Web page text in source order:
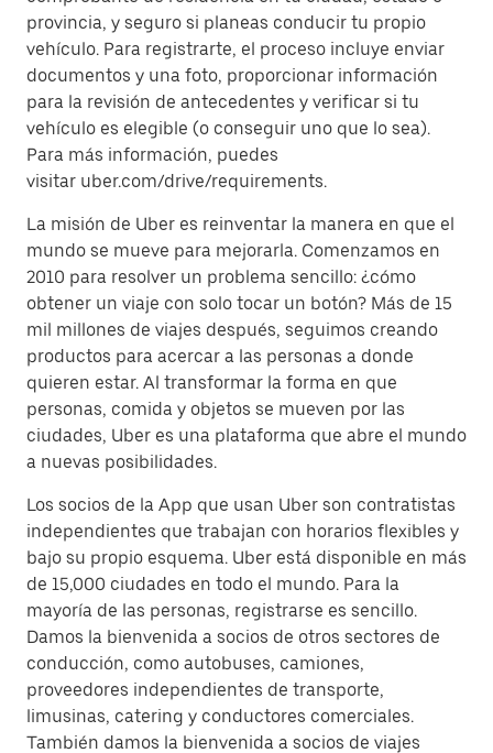
provincia, y seguro si planeas conducir tu propio
vehículo. Para registrarte, el proceso incluye enviar
documentos y una foto, proporcionar información
para la revisión de antecedentes y verificar si tu
vehículo es elegible (o conseguir uno que lo sea).
Para más información, puedes
visitar uber.com/drive/requirements.
La misión de Uber es reinventar la manera en que el
mundo se mueve para mejorarla. Comenzamos en
2010 para resolver un problema sencillo: ¿cómo
obtener un viaje con solo tocar un botón? Más de 15
mil millones de viajes después, seguimos creando
productos para acercar a las personas a donde
quieren estar. Al transformar la forma en que
personas, comida y objetos se mueven por las
ciudades, Uber es una plataforma que abre el mundo
a nuevas posibilidades.
Los socios de la App que usan Uber son contratistas
independientes que trabajan con horarios flexibles y
bajo su propio esquema. Uber está disponible en más
de 15,000 ciudades en todo el mundo. Para la
mayoría de las personas, registrarse es sencillo.
Damos la bienvenida a socios de otros sectores de
conducción, como autobuses, camiones,
proveedores independientes de transporte,
limusinas, catering y conductores comerciales.
También damos la bienvenida a socios de viajes